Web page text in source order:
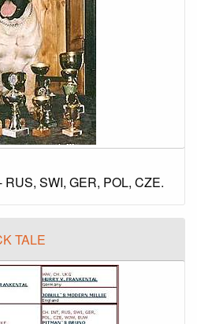
RUS, SWI, GER, POL, CZE.
TALE